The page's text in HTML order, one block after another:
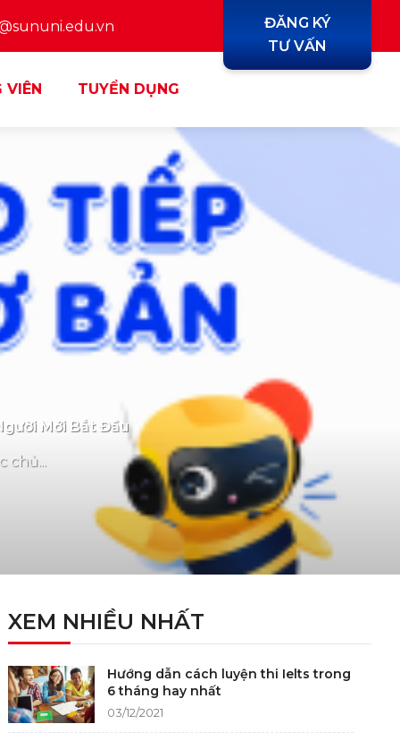
ĐĂNG KÝ
TƯ VẤN
VIÊN TUYỂN DỤNG
Mới Bắt Đầu
chủ...
XEM NHIỀU NHẤT
Hướng dẫn cách luyện thi Ielts trong
6 tháng hay nhất
03/12/2021